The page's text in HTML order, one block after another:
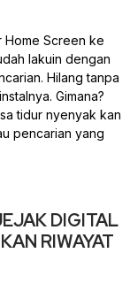
Home Screen ke
lakuin dengan
Hilang tanpa
Gimana?
tidur nyenyak kan
pencarian yang
DIGITAL
RIWAYAT